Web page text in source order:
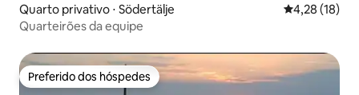
Quarto privativo ⋅ Södertälje 4,28 de uma
4,28 (18)
Quarteirões da equipe
Preferido dos hóspedes
Preferido dos hóspedes